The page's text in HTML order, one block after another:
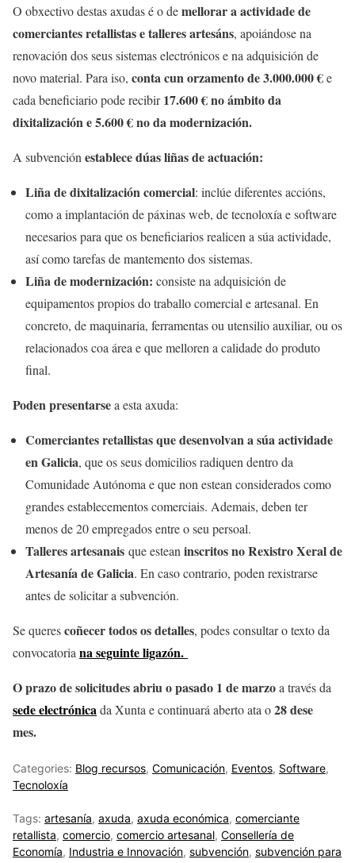
O obxectivo destas axudas é o demellorar a actividade de
comerciantes retallistas e talleres artesáns, apoiándose na
renovación dos seus sistemas electrónicos e na adquisición de
novo material. Para iso, conta cun orzamento de 3.000.000 €e
cada beneficiario pode recibir17.600 € no ámbito da
dixitalización e 5.600 € no da modernización.
A subvención establece dúas liñas de actuación:
Liña de dixitalizacióncomercial: inclúe diferentes accións,
como a implantación de páxinas web, de tecnoloxía e software
necesarios para que os beneficiarios realicen a súa actividade,
así como tarefas de mantemento dos sistemas.
Liña de modernización: consiste na adquisición de
equipamentos propios do traballo comercial e artesanal. En
concreto, de maquinaria, ferramentas ou utensilio auxiliar, ou os
relacionados coa área e que melloren a calidade do produto
final.
Poden presentarsea esta axuda:
Comerciantes retallistas que desenvolvan a súa actividade
en Galicia, que os seus domicilios radiquen dentro da
Comunidade Autónoma e que non estean considerados como
grandes establecementos comerciais. Ademais, deben ter
menos de 20 empregados entre o seu persoal.
Talleres artesanais que estean inscritos no Rexistro Xeral de
Artesanía de Galicia. En caso contrario, poden rexistrarse
antes de solicitar a subvención.
Se querescoñecer todos os detalles, podes consultar o texto da
convocatoria na seguinte ligazón.
O prazo de solicitudes abriu o pasado 1 de marzoa través da
sede electrónicada Xunta e continuará aberto ata o28 dese
mes.
Categories: Blog recursos, Comunicación, Eventos, Software,
Tecnoloxía
Tags: artesanía, axuda, axuda económica, comerciante
retallista, comercio, comercio artesanal, Consellería de
Economía, Industria e Innovación, subvención, subvención para